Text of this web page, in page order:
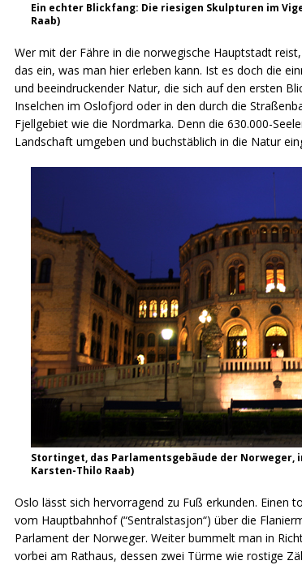
Ein echter Blickfang: Die riesigen Skulpturen im
Raab)
Wer mit der Fähre in die norwegische Hauptstadt
das ein, was man hier erleben kann. Ist es doch die
und beeindruckender Natur, die sich auf den ersten
Inselchen im Oslofjord oder in den durch die
Fjellgebiet wie die Nordmarka. Denn die 630.000-
Landschaft umgeben und buchstäblich in die Natur
Stortinget, das Parlamentsgebäude der Norweger,
Karsten-Thilo Raab)
Oslo lässt sich hervorragend zu Fuß erkunden. Einen
vom Hauptbahnhof (“Sentralstasjon“) über die
Parlament der Norweger. Weiter bummelt man in
vorbei am Rathaus, dessen zwei Türme wie rostige